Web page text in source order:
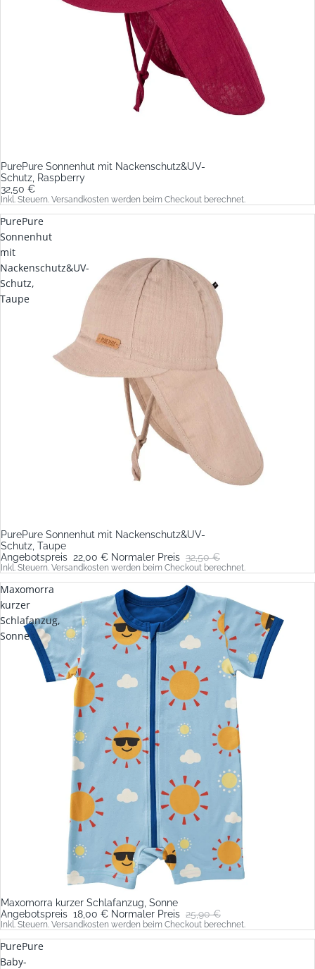
PurePure Sonnenhut mit Nackenschutz&UV-
Schutz, Raspberry
32,50 €
Inkl. Steuern. Versandkosten werden beim Checkout berechnet.
PurePure
Sonnenhut
mit
Nackenschutz&UV-
Schutz,
Taupe
Sale
PurePure Sonnenhut mit Nackenschutz&UV-
Schutz, Taupe
Angebotspreis 22,00 € Normaler Preis 32,50 €
Inkl. Steuern. Versandkosten werden beim Checkout berechnet.
Maxomorra
kurzer
Schlafanzug,
Sonne
Sale
Maxomorra kurzer Schlafanzug, Sonne
Angebotspreis 18,00 € Normaler Preis 25,90 €
Inkl. Steuern. Versandkosten werden beim Checkout berechnet.
PurePure
Baby-